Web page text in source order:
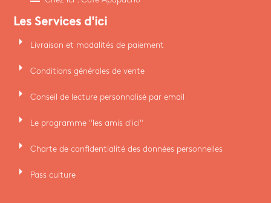
Les Services d'ici
arrow_right Livraison et modalités de paiement
arrow_right Conditions générales de vente
arrow_right Conseil de lecture personnalisé par email
arrow_right Le programme "les amis d'ici"
arrow_right Charte de confidentialité des données personnelles
arrow_right Pass culture